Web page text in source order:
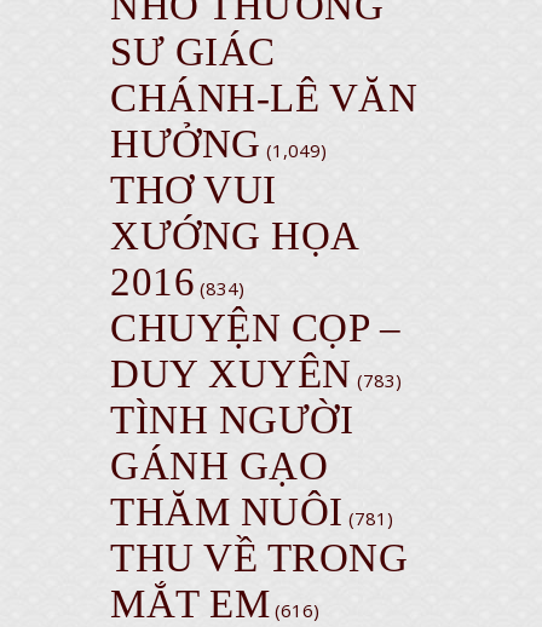
SƯ GIÁC
CHÁNH-LÊ VĂN
HƯỞNG (1,049)
THƠ VUI
XƯỚNG HỌA
2016 (834)
CHUYỆN CỌP –
DUY XUYÊN (783)
TÌNH NGƯỜI
GÁNH GẠO
THĂM NUÔI (781)
THU VỀ TRONG
MẮT EM (616)